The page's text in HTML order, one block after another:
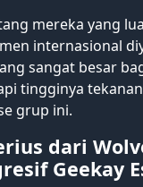
mereka yang
internasional
sangat besar
tingginya
grup ini.
dari
Geekay